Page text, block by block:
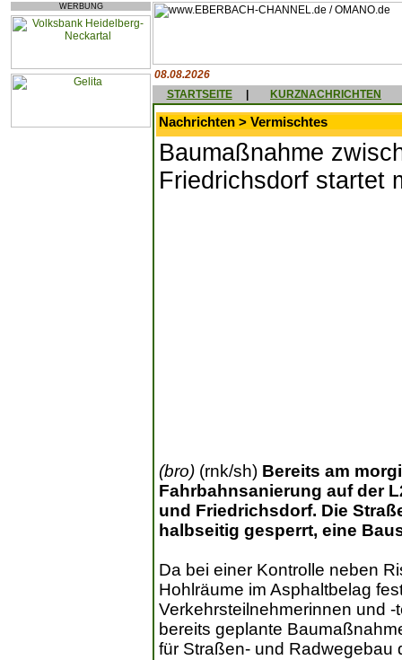
WERBUNG
08.08.2026
STARTSEITE
KURZNACHRICHTEN
Nachrichten > Vermischtes
Baumaßnahme
Friedrichsdorf startet
(bro) (rnk/sh) Bereits am
Fahrbahnsanierung auf der
und Friedrichsdorf. Die
halbseitig gesperrt, eine
Da bei einer Kontrolle neben
Hohlräume im Asphaltbelag
Verkehrsteilnehmerinnen und
bereits geplante
für Straßen- und Radwegebau